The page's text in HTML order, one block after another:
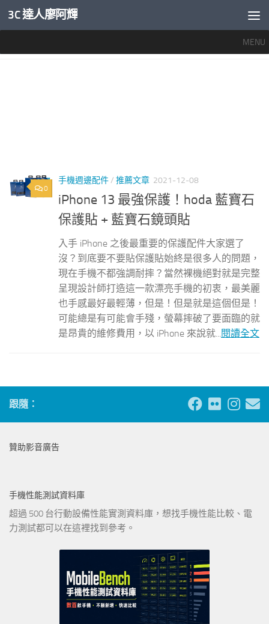
內文下方
3C 達人廖阿輝
MENU
0
手機週邊配件/ 推薦文章 2021-12-08
iPhone 13 最強保護！hoda 藍寶石
保護貼 + 藍寶石鏡頭貼
入手 iPhone 之後最重要的保護配件大家選了
沒？到底要不要貼保護貼始終是很多人的問題，
現在手機不都強調耐摔？當然裸機絕對就是完整
呈現設計師打造這一款漂亮手機的初衷，最美麗
也手感最好最輕薄，但是！但是就是這個但是！
可能總是有可能會手殘，螢幕摔破了要面臨的就
是昂貴的維修費用，以 iPhone 來說就...閱讀全文
跟隨：
贊助影音廣告
手機性能測試資料庫
超過 500 台行動設備性能實測資料庫，想找手機性能比較、電
力測試都可以在這裡找到參考。